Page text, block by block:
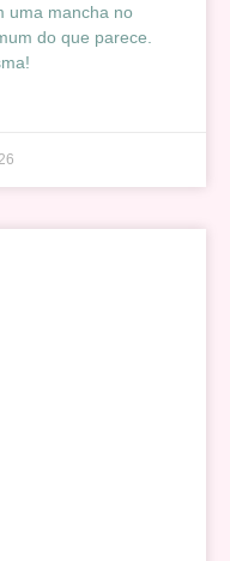
uma mancha no
do que parece.